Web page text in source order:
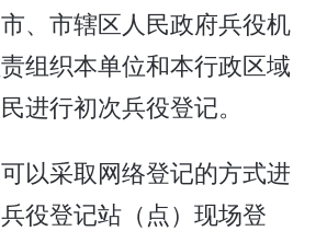
、市辖区人民政府兵役机
组织本单位和本行政区域
进行初次兵役登记。
以采取网络登记的方式进
役登记站（点）现场登